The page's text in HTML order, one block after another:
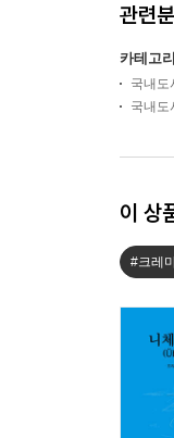
관련
카테고
국내도
국내도
이 상
#크레